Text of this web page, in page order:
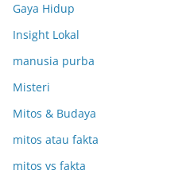
Gaya Hidup
Insight Lokal
manusia purba
Misteri
Mitos & Budaya
mitos atau fakta
mitos vs fakta